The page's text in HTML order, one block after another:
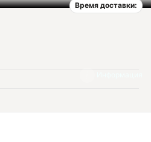
Время доставки: